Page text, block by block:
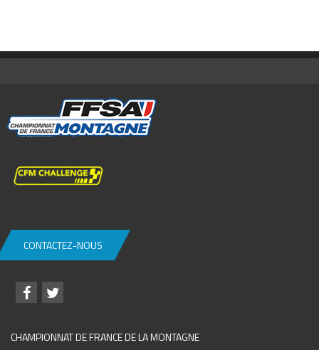
CONTACTEZ-NOUS
CHAMPIONNAT DE FRANCE DE LA MONTAGNE